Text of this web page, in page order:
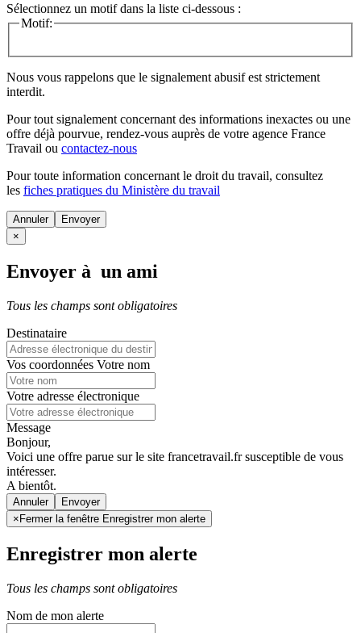
Sélectionnez un motif dans la liste ci-dessous :
Motif:
Nous vous rappelons que le signalement abusif est strictement
interdit.
Pour tout signalement concernant des informations inexactes ou une
offre déjà pourvue, rendez-vous auprès de votre agence France
Travail ou contactez-nous
Pour toute information concernant le droit du travail, consultez
les fiches pratiques du Ministère du travail
Annuler
×
Envoyer à un ami
Tous les champs sont obligatoires
Destinataire
Vos coordonnées Votre nom
Votre adresse électronique
Message
Bonjour,
Voici une offre parue sur le site francetravail.fr susceptible de vous
intéresser.
A bientôt.
Annuler
× Fermer la fenêtre Enregistrer mon alerte
Enregistrer mon alerte
Tous les champs sont obligatoires
Nom de mon alerte